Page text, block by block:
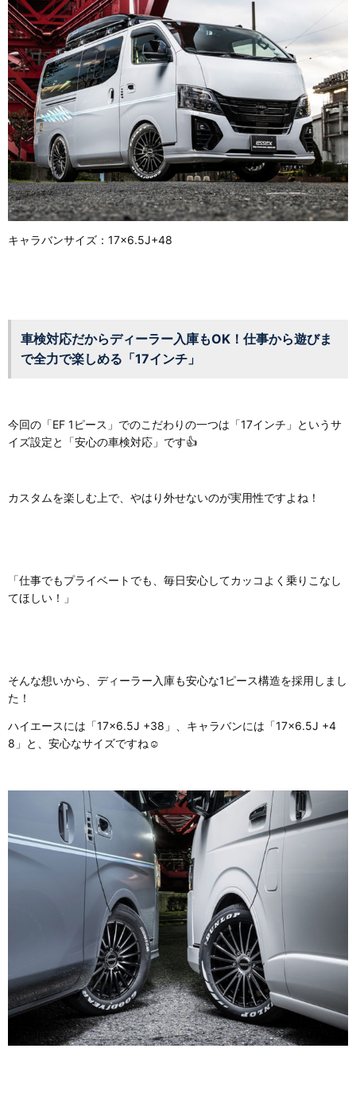
キャラバンサイズ：17×6.5J+48
車検対応だからディーラー入庫もOK！仕事から遊びま
で全力で楽しめる「17インチ」
今回の「EF 1ピース」でのこだわりの一つは「17インチ」というサ
イズ設定と「安心の車検対応」です👍
カスタムを楽しむ上で、やはり外せないのが実用性ですよね！
「仕事でもプライベートでも、毎日安心してカッコよく乗りこなし
てほしい！」
そんな想いから、ディーラー入庫も安心な1ピース構造を採用しまし
た！
ハイエースには「17×6.5J +38」、キャラバンには「17×6.5J +4
8」と、安心なサイズですね☺